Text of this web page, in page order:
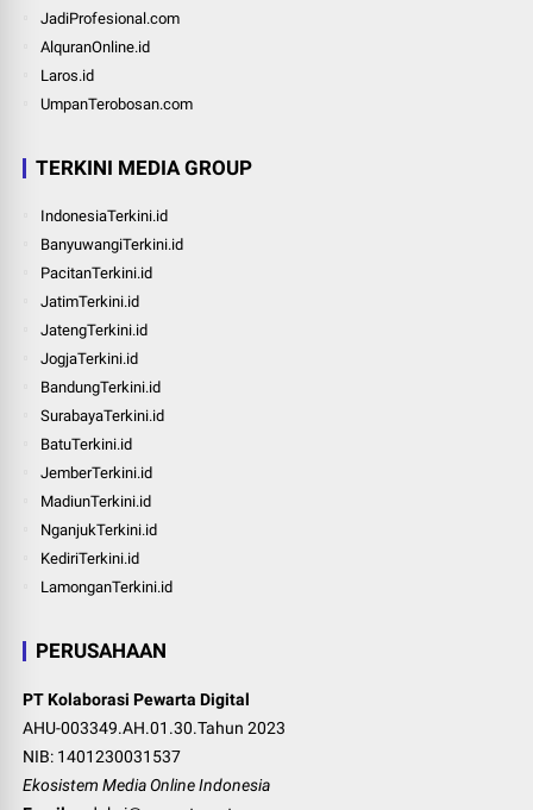
JadiProfesional.com
AlquranOnline.id
Laros.id
UmpanTerobosan.com
TERKINI MEDIA GROUP
IndonesiaTerkini.id
BanyuwangiTerkini.id
PacitanTerkini.id
JatimTerkini.id
JatengTerkini.id
JogjaTerkini.id
BandungTerkini.id
SurabayaTerkini.id
BatuTerkini.id
JemberTerkini.id
MadiunTerkini.id
NganjukTerkini.id
KediriTerkini.id
LamonganTerkini.id
PERUSAHAAN
PT Kolaborasi Pewarta Digital
AHU-003349.AH.01.30.Tahun 2023
NIB: 1401230031537
Ekosistem Media Online Indonesia